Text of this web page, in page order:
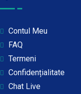
Contul Meu
FAQ
Termeni
Confidențialitate
Chat Live